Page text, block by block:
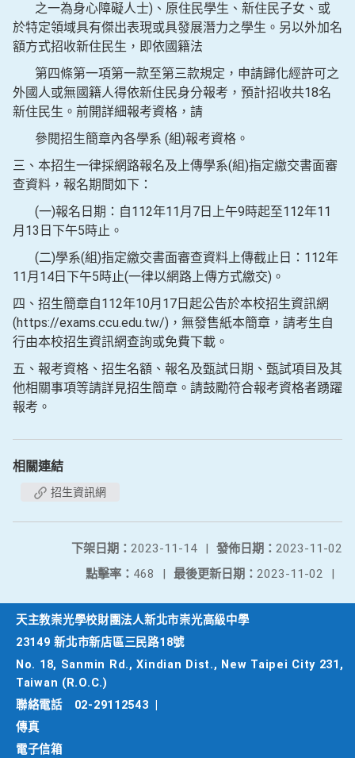
之一為身心障礙人士)、原住民學生、新住民子女、或
於特定領域具有傑出表現或具發展潛力之學生。另以外加名
額方式招收新住民生，即依國籍法
第四條第一項第一款至第三款規定，申請歸化經許可之
外國人或無國籍人得依新住民身分報考，預計招收共18名
新住民生。前開詳細報考資格，請
參閱招生簡章內各學系 (組)報考資格。
三、本招生一律採網路報名及上傳學系(組)指定繳交書面審
查資料，報名期間如下：
(一)報名日期：自112年11月7日上午9時起至112年11
月13日下午5時止。
(二)學系(組)指定繳交書面審查資料上傳截止日：112年
11月14日下午5時止(一律以網路上傳方式繳交)。
四、招生簡章自112年10月17日起公告於本校招生資訊網
(https://exams.ccu.edu.tw/)，無發售紙本簡章，請考生自
行由本校招生資訊網查詢或免費下載。
五、報考資格、招生名額、報名及甄試日期、甄試項目及其
他相關事項等請詳見招生簡章。請鼓勵符合報考資格者踴躍
報考。
相關連結
招生資訊網
發佈日期： 2023-11-02
下架日期： 2023-11-14
|
最後更新日期： 2023-11-02 |
點擊率： 468 |
天主教崇光學校財團法人新北市崇光高級中學
23149 新北市新店區三民路18號
No. 18, Sanmin Rd., Xindian Dist., New Taipei City 231,
Taiwan (R.O.C.)
聯絡電話
02-29112543
傳真
電子信箱